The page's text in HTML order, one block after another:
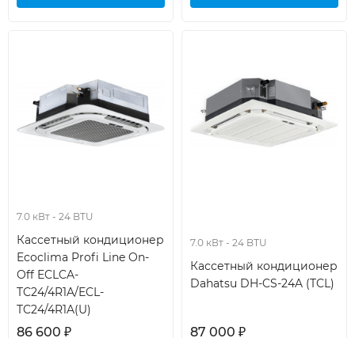
7.0 кВт - 24 BTU
Кассетный кондиционер
Ecoclima Profi Line On-
Off ECLCA-
TC24/4R1A/ECL-
TC24/4R1A(U)
86 600 ₽
7.0 кВт - 24 BTU
Кассетный кондиционер
Dahatsu DH-CS-24A (TCL)
87 000 ₽